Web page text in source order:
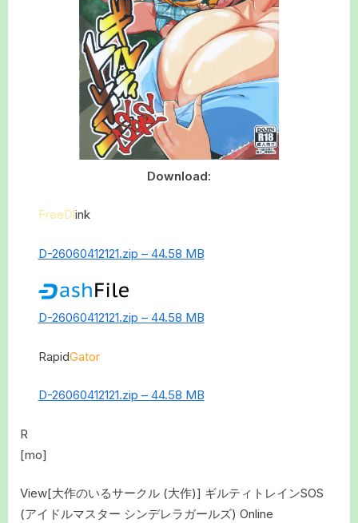
Download:
FreeDlink
D-26060412121.zip – 44.58 MB
D-26060412121.zip – 44.58 MB
RapidGator
D-26060412121.zip – 44.58 MB
R
[mo]
View[大作のいるサークル (大作)] ギルティトレインSOS
(アイドルマスター シンデレラガールズ) Online